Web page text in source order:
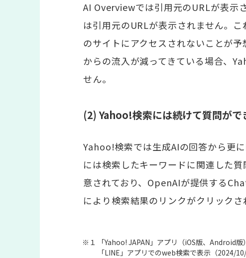
AI Overviewでは引用元のURLが表示
は引用元のURLが表示されません。
のサイトにアクセスされないことが
からの流入が減ってきている場合、
せん。
(2) Yahoo!検索には続けて質問が
Yahoo!検索では生成AIの回答から更
には検索したキーワードに関連した
意されており、OpenAIが提供する
により検索結果のリンクがクリック
※１ 「Yahoo! JAPAN」アプリ（iOS版、Android版
「LINE」アプリでのweb検索で表示（2024/